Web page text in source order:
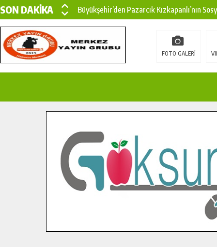
SON DAKİKA
Büyükşehir’den Pazarcık Kızkapanlı’nın
Büyükşehir’den Pazarcık Kırsalına Modern
Çin’den KSÜ’ye Uluslararası Başarı:
İlçe Jandarma Komutanı Karakaya’dan
Bertiz’in Yeni Köprüsünde Sona Doğru.
FOTO GALERİ